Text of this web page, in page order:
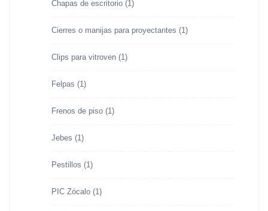
Chapas de escritorio (1)
Cierres o manijas para proyectantes (1)
Clips para vitroven (1)
Felpas (1)
Frenos de piso (1)
Jebes (1)
Pestillos (1)
PIC Zócalo (1)